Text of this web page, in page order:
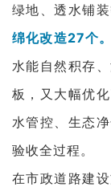
绿地、透水铺装
绵化改造27个。
水能自然积存
板，又大幅优
水管控、生态
验收全过程。
在市政道路建